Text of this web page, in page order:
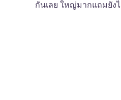
กันเลย ใหญ่มากแถมยัง